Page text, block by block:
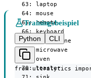
  63: laptop
  64: mouse
  65: remote
  66: keyboard
  67: cell phone
  68: microwave
  69: oven
  70: toaster
Trainingsbeispiel
Python
CLI
from ultralytics import